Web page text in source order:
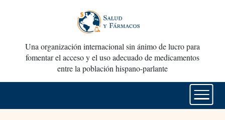
Una organización internacional sin ánimo de lucro para
fomentar el acceso y el uso adecuado de medicamentos
entre la población hispano-parlante